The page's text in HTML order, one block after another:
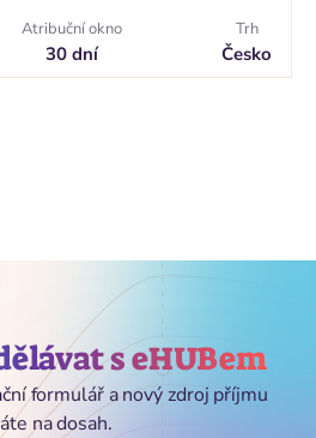
Atribuční okno
30 dní
Trh
Česko
s eHUBem
formulář a nový zdroj příjmu
na dosah.